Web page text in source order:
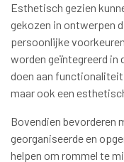
Esthetisch gezien
gekozen in ontwerpen
persoonlijke
worden geïntegreerd in
doen aan
maar ook een
Bovendien bevorderen
georganiseerde en
helpen om rommel te